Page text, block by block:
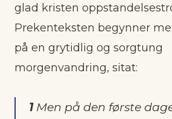
glad kristen
Prekenteksten begynner
på en grytidlig og sorgtung
morgenvandring, sitat:
1 Men på den første